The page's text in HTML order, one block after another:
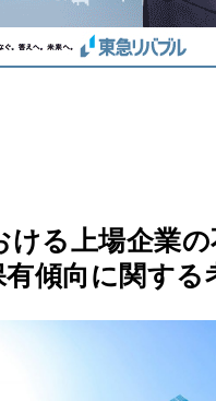
ける上場企業の
有傾向に関する